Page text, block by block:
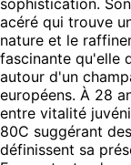
acéré qui trouve
nature et le
fascinante qu'elle
autour d'un
européens. À 28
entre vitalité
80C suggérant
définissent sa